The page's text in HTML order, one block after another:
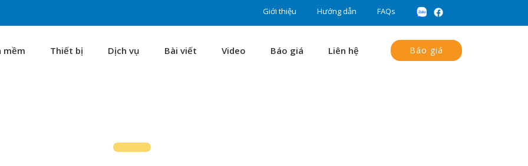
Giới thiệu Hướng dẫn FAQs
mềm Thiết bị Dịch vụ Bài viết Video Báo giá Liên hệ Báo giá